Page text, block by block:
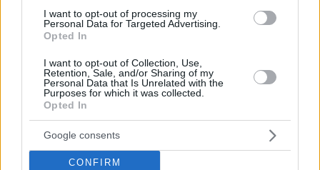
I want to opt-out of processing my
Personal Data for Targeted Advertising.
Opted In
I want to opt-out of Collection, Use,
Retention, Sale, and/or Sharing of my
Personal Data that Is Unrelated with the
Purposes for which it was collected.
Opted In
Google consents
CONFIRM
φωτογραφίες
Ντόναλντ Τραμπ: Τον υποδέχτηκαν με κόκκινα
Cybertrucks και καμήλες στη Ντόχα - Δείτε
βίντεο
Ακολουθήστε τοprotothema.gr στο Google News
και μάθετε πρώτοι όλες τις ειδήσεις